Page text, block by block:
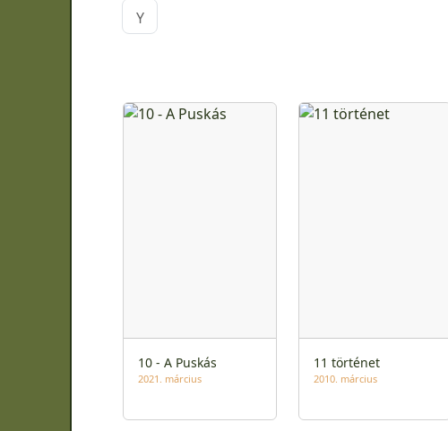
Y
10 - A Puskás
2021. március
11 történet
2010. március